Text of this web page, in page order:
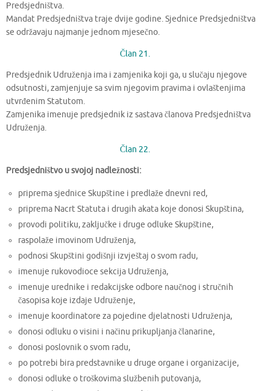
Predsjedništva.
Mandat Predsjedništva traje dvije godine. Sjednice Predsjedništva
se održavaju najmanje jednom mjesečno.
Član 21.
Predsjednik Udruženja ima i zamjenika koji ga, u slučaju njegove
odsutnosti, zamjenjuje sa svim njegovim pravima i ovlaštenjima
utvrđenim Statutom.
Zamjenika imenuje predsjednik iz sastava članova Predsjedništva
Udruženja.
Član 22.
Predsjedništvo u svojoj nadležnosti:
priprema sjednice Skupštine i predlaže dnevni red,
priprema Nacrt Statuta i drugih akata koje donosi Skupština,
provodi politiku, zaključke i druge odluke Skupštine,
raspolaže imovinom Udruženja,
podnosi Skupštini godišnji izvještaj o svom radu,
imenuje rukovodioce sekcija Udruženja,
imenuje urednike i redakcijske odbore naučnog i stručnih
časopisa koje izdaje Udruženje,
imenuje koordinatore za pojedine djelatnosti Udruženja,
donosi odluku o visini i načinu prikupljanja članarine,
donosi poslovnik o svom radu,
po potrebi bira predstavnike u druge organe i organizacije,
donosi odluke o troškovima službenih putovanja,